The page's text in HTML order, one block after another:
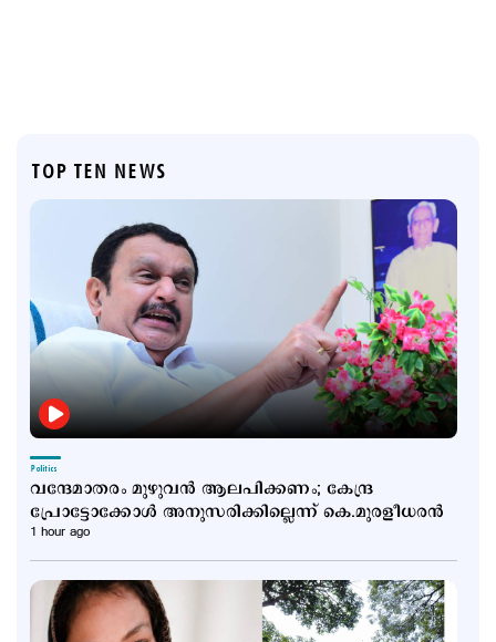
TOP TEN NEWS
Politics
വന്ദേമാതരം മുഴുവന്‍ ആലപിക്കണം; കേന്ദ്ര
പ്രോട്ടോക്കോള്‍ അനുസരിക്കില്ലെന്ന് കെ.മുരളീധരന്‍
1 hour ago